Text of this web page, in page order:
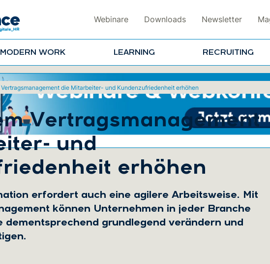
Webinare Downloads Newsletter
MODERN WORK LEARNING RECRUITING
die Mitarbeiter- und Kundenzufriedenheit erhöhen
Vertragsmanagement
und
erhöhen
erfordert auch eine agilere Arbeitsweise. Mit
können Unternehmen in jeder Branche
dementsprechend grundlegend verändern und